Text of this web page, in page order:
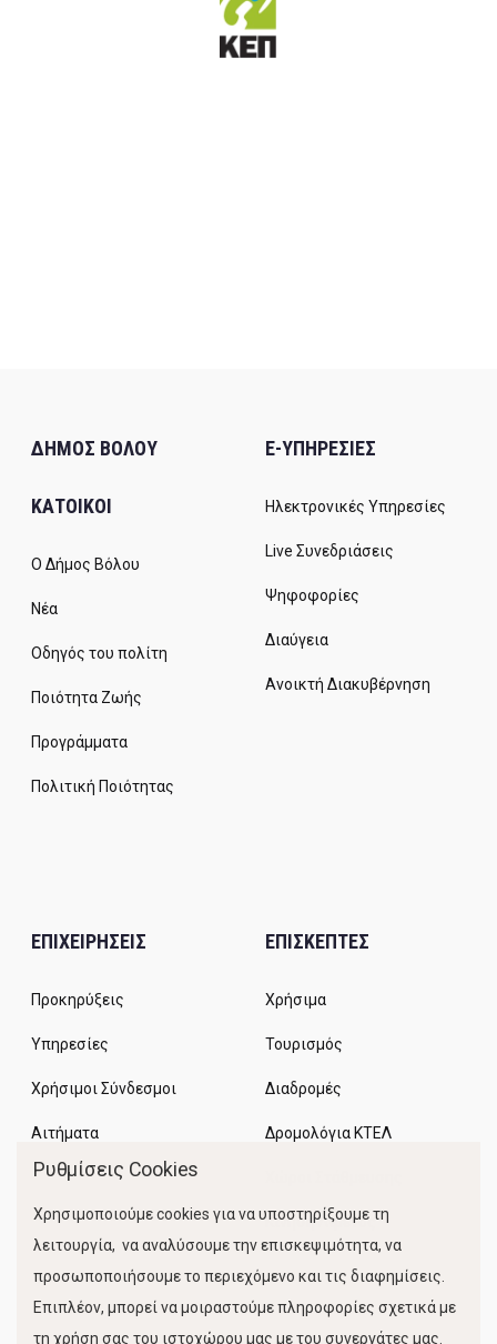
ΔΗΜΟΣ ΒΟΛΟΥ
ΚΑΤΟΙΚΟΙ
Ο Δήμος Βόλου
Νέα
Οδηγός του πολίτη
Ποιότητα Ζωής
Προγράμματα
Πολιτική Ποιότητας
E-ΥΠΗΡΕΣΙΕΣ
Ηλεκτρονικές Υπηρεσίες
Live Συνεδριάσεις
Ψηφοφορίες
Διαύγεια
Ανοικτή Διακυβέρνηση
ΕΠΙΧΕΙΡΗΣΕΙΣ
Προκηρύξεις
Υπηρεσίες
Χρήσιμοι Σύνδεσμοι
Αιτήματα
ΕΠΙΣΚΕΠΤΕΣ
Χρήσιμα
Τουρισμός
Διαδρομές
Δρομολόγια ΚΤΕΛ
Κίνηση Λιμένος
Ρυθμίσεις Cookies
Χρησιμοποιούμε cookies για να υποστηρίξουμε τη
λειτουργία, να αναλύσουμε την επισκεψιμότητα, να
προσωποποιήσουμε το περιεχόμενο και τις διαφημίσεις.
Επιπλέον, μπορεί να μοιραστούμε πληροφορίες σχετικά με
τη χρήση σας του ιστοχώρου μας με του συνεργάτες μας.